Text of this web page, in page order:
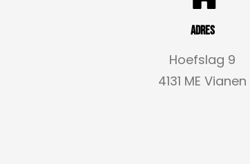
Adres
Hoefslag 9
4131 ME Vianen